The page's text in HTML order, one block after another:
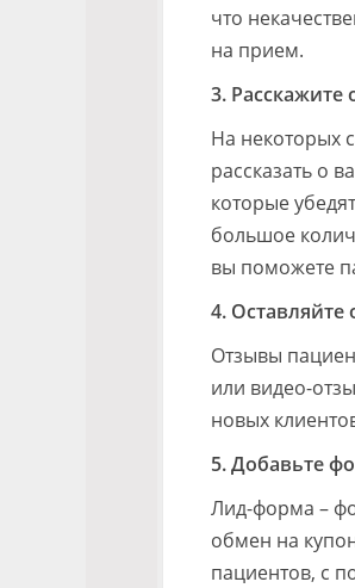
что
на прием.
3. Расскажите
На некоторых
рассказать о
которые
большое
вы поможете
4. Оставляйте
Отзывы
или видео-
новых
5. Добавьте
Лид-форма –
обмен на
пациентов, с